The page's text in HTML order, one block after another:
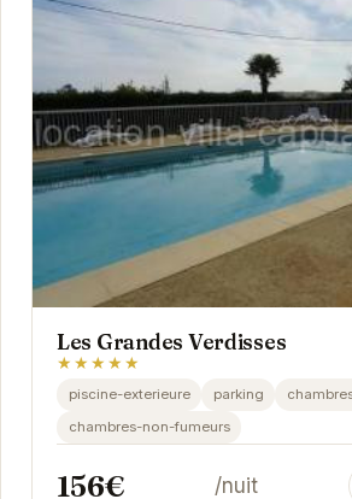
Les Grandes Verdisses
★★★★★
piscine-exterieure parking
chambres-non-fumeurs
156€ /nuit